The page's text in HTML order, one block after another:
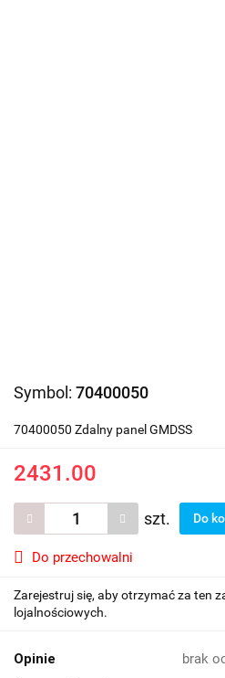
Symbol: 70400050
70400050 Zdalny panel GMDSS
2431.00
szt. Do
Do przechowalni
Zarejestruj się, aby otrzymać za ten
lojalnościowych.
Opinie brak